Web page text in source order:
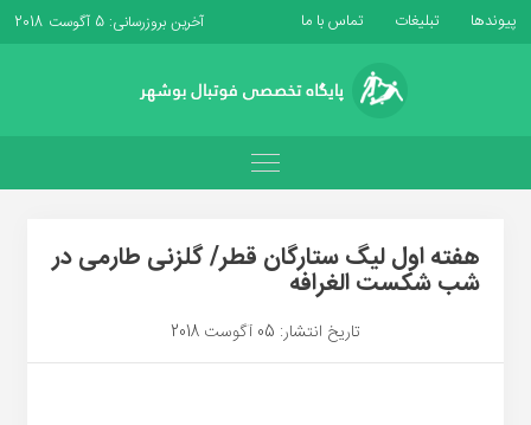
پیوندها تبلیغات تماس با ما آخرین بروزرسانی: 5 آگوست 2018
هفته اول لیگ ستارگان قطر/ گلزنی طارمی در
شب شکست الغرافه
تاریخ انتشار: 05 آگوست 2018